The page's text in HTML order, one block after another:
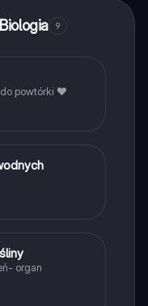
Dodatkowo
9
powtórki ❤️
organ